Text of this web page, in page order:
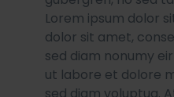
Lorem ipsum dolor
dolor sit amet,
sed diam nonumy
ut labore et dolore